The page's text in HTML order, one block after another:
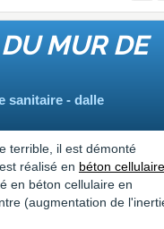
MUR DE
sanitaire - dalle
terrible, il est démonté
réalisé en béton cellulaire
en béton cellulaire en
(augmentation de